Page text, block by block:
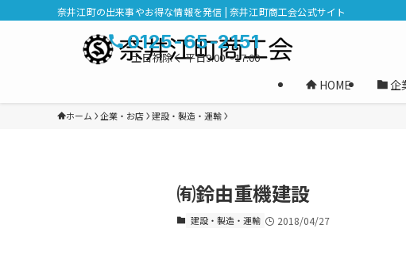
奈井江町の出来事やお得な情報を発信 | 奈井江町商工会公式サイト
HOME 企
0125-65-2151
土日祝除く 平日9:00～17:00
ホーム 企業・お店 建設・製造・運輸
㈲鈴由重機建設
建設・製造・運輸 2018/04/27